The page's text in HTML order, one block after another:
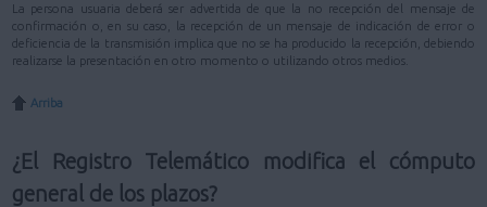
La persona usuaria deberá ser advertida de que la no recepción del mensaje de
confirmación o, en su caso, la recepción de un mensaje de indicación de error o
deficiencia de la transmisión implica que no se ha producido la recepción, debiendo
realizarse la presentación en otro momento o utilizando otros medios.
Arriba
¿El Registro Telemático modifica el cómputo
general de los plazos?